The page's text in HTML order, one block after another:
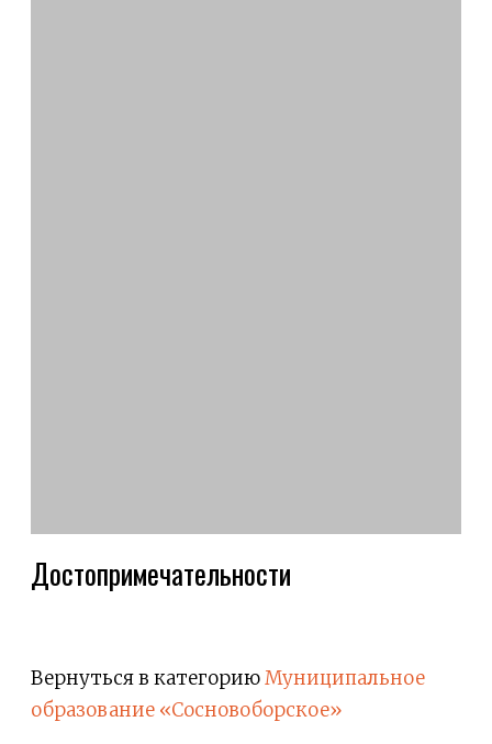
Достопримечательности
Вернуться в категориюМуниципальное
образование «Сосновоборское»